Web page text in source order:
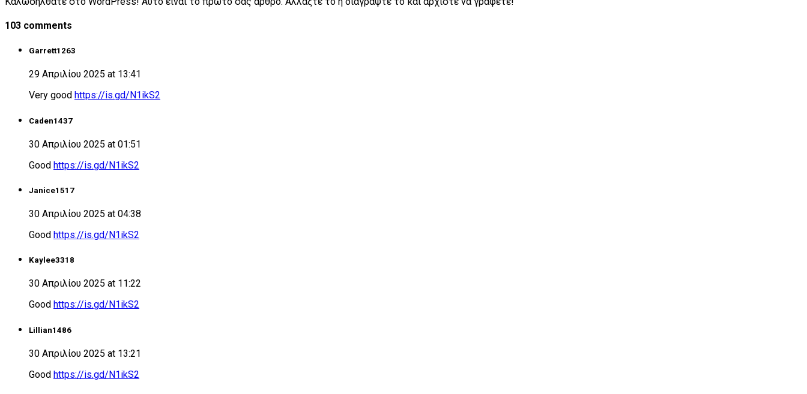
103 comments
Garrett1263
29 Απριλίου 2025 at 13:41
Very good https://is.gd/N1ikS2
Caden1437
30 Απριλίου 2025 at 01:51
Good https://is.gd/N1ikS2
Janice1517
30 Απριλίου 2025 at 04:38
Good https://is.gd/N1ikS2
Kaylee3318
30 Απριλίου 2025 at 11:22
Good https://is.gd/N1ikS2
Lillian1486
30 Απριλίου 2025 at 13:21
Good https://is.gd/N1ikS2